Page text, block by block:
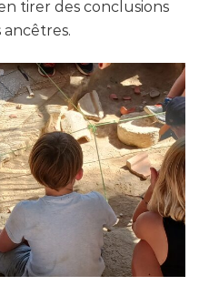
tirer des conclusions
ancêtres.